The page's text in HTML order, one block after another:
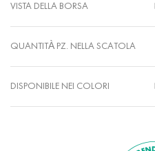
VISTA DELLA BORSA
QUANTITÀ PZ. NELLA SCATOLA
DISPONIBILE NEI COLORI